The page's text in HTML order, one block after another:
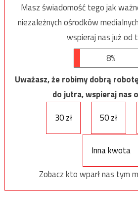
Masz świadomość tego jak
niezależnych ośrodków
wspieraj nas już od
8%
Uważasz, że robimy dobrą
do jutra, wspieraj nas
30 zł
50 zł
Inna kwota
Zobacz kto wparł nas tym